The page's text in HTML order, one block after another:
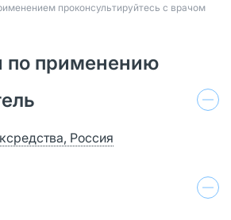
проконсультируйтесь с врачом
по применению
Россия